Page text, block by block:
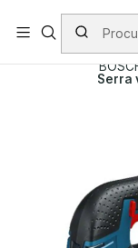
PORTES
Início
Serra